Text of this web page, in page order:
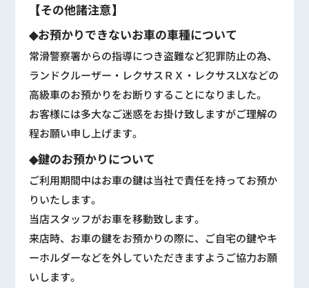
【その他諸注意】
◆お預かりできないお車の車種について
常滑警察署からの指導につき盗難など犯罪防止の為、
ランドクルーザー・レクサスＲＸ・レクサスLXなどの
高級車のお預かりをお断りすることになりました。
お客様には多大なご迷惑をお掛け致しますがご理解の
程お願い申し上げます。
◆鍵のお預かりについて
ご利用期間中はお車の鍵は当社で責任を持ってお預か
りいたします。
当店スタッフがお車を移動致します。
来店時、お車の鍵をお預かりの際に、ご自宅の鍵やキ
ーホルダーなどを外していただきますようご協力お願
いします。